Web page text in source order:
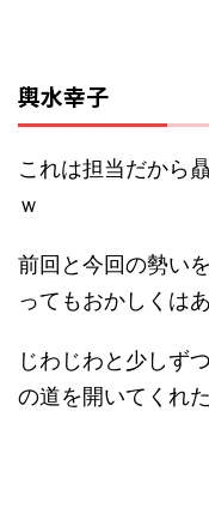
輿水幸子
これは担当だから
ｗ
前回と今回の勢い
ってもおかしくは
じわじわと少しず
の道を開いてくれ